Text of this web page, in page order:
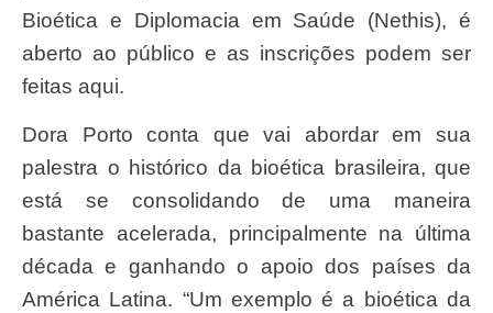
Bioética e Diplomacia em Saúde (Nethis), é
aberto ao público e as inscrições podem ser
feitas aqui.
Dora Porto conta que vai abordar em sua
palestra o histórico da bioética brasileira, que
está se consolidando de uma maneira
bastante acelerada, principalmente na última
década e ganhando o apoio dos países da
América Latina. “Um exemplo é a bioética da